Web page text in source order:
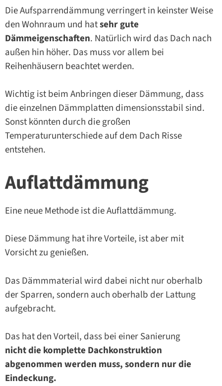
Die Aufsparrendämmung verringert in keinster Weise
den Wohnraum und hatsehr gute
Dämmeigenschaften. Natürlich wird das Dach nach
außen hin höher. Das muss vor allem bei
Reihenhäusern beachtet werden.
Wichtig ist beim Anbringen dieser Dämmung, dass
die einzelnen Dämmplatten dimensionsstabil sind.
Sonst könnten durch die großen
Temperaturunterschiede auf dem Dach Risse
entstehen.
Auflattdämmung
Eine neue Methode ist die Auflattdämmung.
Diese Dämmung hat ihre Vorteile, ist aber mit
Vorsicht zu genießen.
Das Dämmmaterial wird dabei nicht nur oberhalb
der Sparren, sondern auch oberhalb der Lattung
aufgebracht.
Das hat den Vorteil, dass bei einer Sanierung
nicht die komplette Dachkonstruktion
abgenommen werden muss, sondern nur die
Eindeckung.